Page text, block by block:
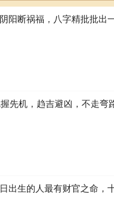
阳断祸福，八字精批批出
先机，趋吉避凶，不走弯
出生的人最有财官之命，